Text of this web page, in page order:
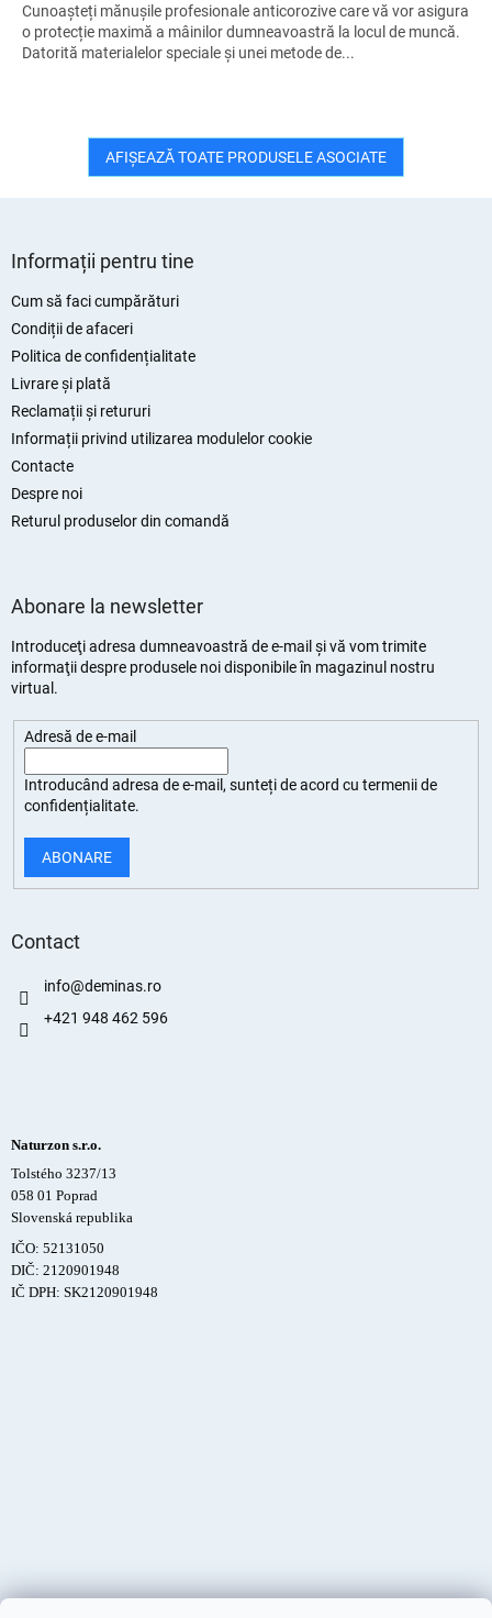
Cunoașteți mănușile profesionale anticorozive care vă vor asigura
o protecție maximă a mâinilor dumneavoastră la locul de muncă.
Datorită materialelor speciale și unei metode de...
AFIŞEAZĂ TOATE PRODUSELE ASOCIATE
Informații pentru tine
Cum să faci cumpărături
Condiții de afaceri
Politica de confidențialitate
Livrare și plată
Reclamații și retururi
Informații privind utilizarea modulelor cookie
Contacte
Despre noi
Returul produselor din comandă
Abonare la newsletter
Introduceţi adresa dumneavoastră de e-mail şi vă vom trimite
informaţii despre produsele noi disponibile în magazinul nostru
virtual.
Adresă de e-mail
Introducând adresa de e-mail, sunteți deacord cu termenii de
confidențialitate.
ABONARE
Contact
info@deminas.ro
+421 948 462 596
Naturzon s.r.o.
Tolstého 3237/13
058 01 Poprad
Slovenská republika
IČO: 52131050
DIČ: 2120901948
IČ DPH: SK2120901948